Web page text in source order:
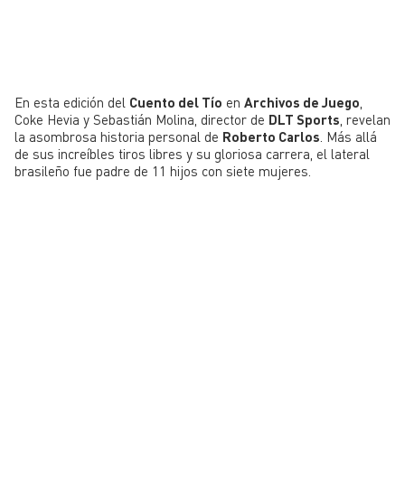
En esta edición del Cuento del Tío en Archivos de Juego
Coke Hevia y Sebastián Molina, director de DLT Sports , revelan
la asombrosa historia personal de Roberto Carlos . Más allá
de sus increíbles tiros libres y su gloriosa carrera, el lateral
brasileño fue padre de 11 hijos con siete mujeres.